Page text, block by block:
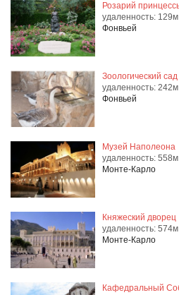
Розарий
удаленность: 129м
Фонвьей
Зоологический
удаленность: 242м
Фонвьей
Музей Наполеона
удаленность: 558м
Монте-Карло
Княжеский дворец
удаленность: 574м
Монте-Карло
Кафедральный